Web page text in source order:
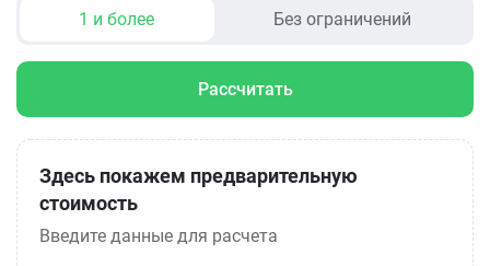
1 и более Без ограничений
Рассчитать
Здесь покажем предварительную
стоимость
Введите данные для расчета